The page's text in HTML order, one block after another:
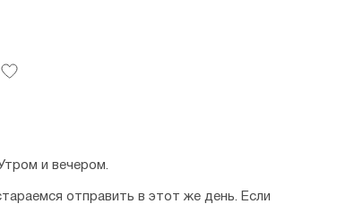
и вечером.
отправить в этот же день. Если